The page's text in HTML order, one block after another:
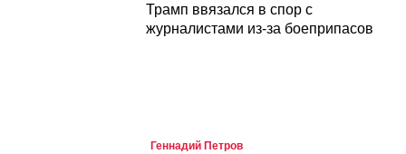
Трамп ввязался в спор с
журналистами из-за боеприпасов
Геннадий Петров